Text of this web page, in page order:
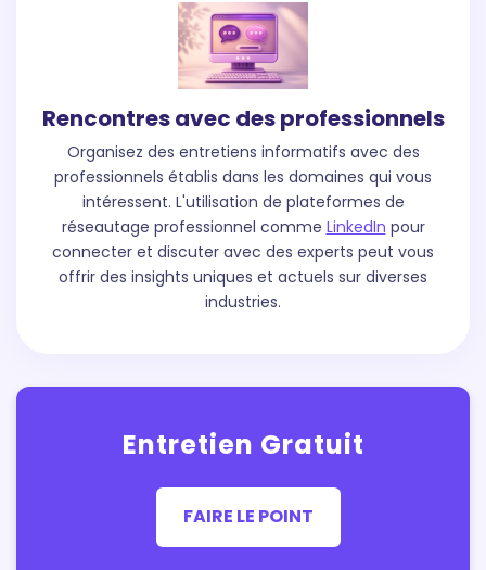
Rencontres avec des professionnels
Organisez des entretiens informatifs avec des
professionnels établis dans les domaines qui vous
intéressent. L'utilisation de plateformes de
réseautage professionnel comme LinkedIn pour
connecter et discuter avec des experts peut vous
offrir des insights uniques et actuels sur diverses
industries.
Entretien Gratuit
FAIRE LE POINT